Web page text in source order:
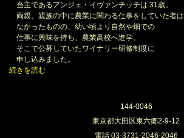
当主であるアンジェ・イヴァンチッチは 31歳。
両親、親族の中に農業に関わる仕事をしていた者は
なかったものの、幼い頃より自然や畑での
仕事に興味を持ち、農業高校へ進学。
そこで公募していたワイナリー研修制度に
申し込みました。
続きを読む
144-0046
東京都大田区東六郷2-9-12
電話 03-3731-2046-2046